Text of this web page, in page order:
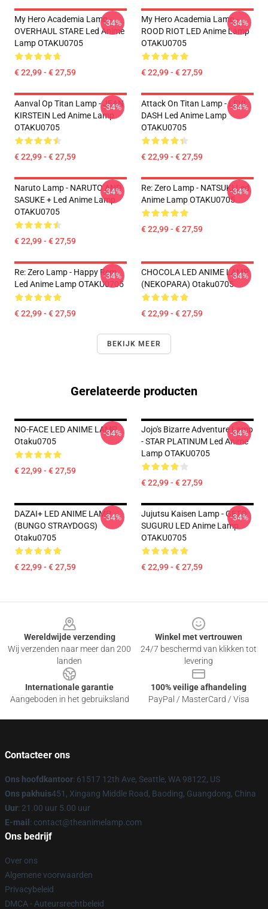
My Hero Academia Lamp -
OVERHAUL STARE Led Anime
Lamp OTAKU0705
€ 22,99 - € 27,59
-34%
My Hero Academia Lamp -
ROOD RIOT LED Anime Lamp
OTAKU0705
€ 22,99 - € 27,59
-34%
Aanval Op Titan Lamp - JEAN
KIRSTEIN Led Anime Lamp
OTAKU0705
€ 22,99 - € 27,59
-34%
Attack On Titan Lamp - LEVI
DASH Led Anime Lamp
OTAKU0705
€ 22,99 - € 27,59
-34%
Naruto Lamp - NARUTO AND
SASUKE + Led Anime Lamp
OTAKU0705
€ 22,99 - € 27,59
-34%
Re: Zero Lamp - NATSUKI Led
Anime Lamp OTAKU0705
€ 22,99 - € 27,59
-34%
Re: Zero Lamp - Happy Rem
Led Anime Lamp OTAKU0705
€ 22,99 - € 27,59
-34%
CHOCOLA LED ANIME LAMP
(NEKOPARA) Otaku0705
€ 22,99 - € 27,59
-34%
BEKIJK MEER
Gerelateerde producten
NO-FACE LED ANIME LAMP
Otaku0705
€ 22,99 - € 27,59
-34%
Jojo's Bizarre Adventure Lamp
- STAR PLATINUM Led Anime
Lamp OTAKU0705
€ 22,99 - € 27,59
-34%
DAZAI+ LED ANIME LAMP
(BUNGO STRAYDOGS)
Otaku0705
€ 22,99 - € 27,59
-34%
Jujutsu Kaisen Lamp - GETO
SUGURU LED Anime Lamp
OTAKU0705
€ 22,99 - € 27,59
-34%
Wereldwijde verzending
Wij verzenden naar meer dan 200
landen
Winkel met vertrouwen
24/7 beschermd van klikken tot
levering
Internationale garantie
Aangeboden in het gebruiksland
100% veilige afhandeling
PayPal / MasterCard / Visa
Contacteer ons
Ons hoofdkantoor: 61517 12th Ave, Seattle, WA 98122, US
Ons pakhuis451, Xingang Middle Road, Baoding, Guangdong, China
Uur: 21.00 uur 5.00 uur
E-mail : contact@theanimelamp.com
Ons bedrijf
Over ons
Algemene voorwaarden
Privacybeleid
DMCA - Auteursrechtbeleid